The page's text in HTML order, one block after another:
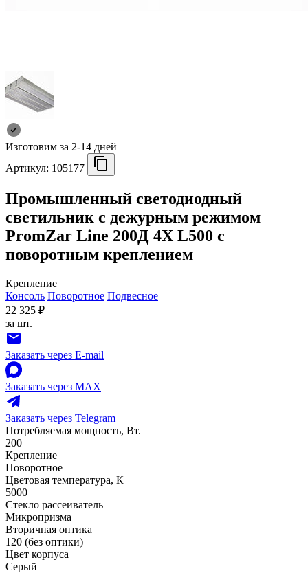
Изготовим за 2-14 дней
Артикул: 105177
Промышленный светодиодный
светильник с дежурным режимом
PromZar Line 200Д 4Х L500 с
поворотным креплением
Крепление
Консоль Поворотное Подвесное
22 325 ₽
за шт.
Заказать через E-mail
Заказать через MAX
Заказать через Telegram
Потребляемая мощность, Вт.
200
Крепление
Поворотное
Цветовая температура, К
5000
Стекло рассеиватель
Микропризма
Вторичная оптика
120 (без оптики)
Цвет корпуса
Серый